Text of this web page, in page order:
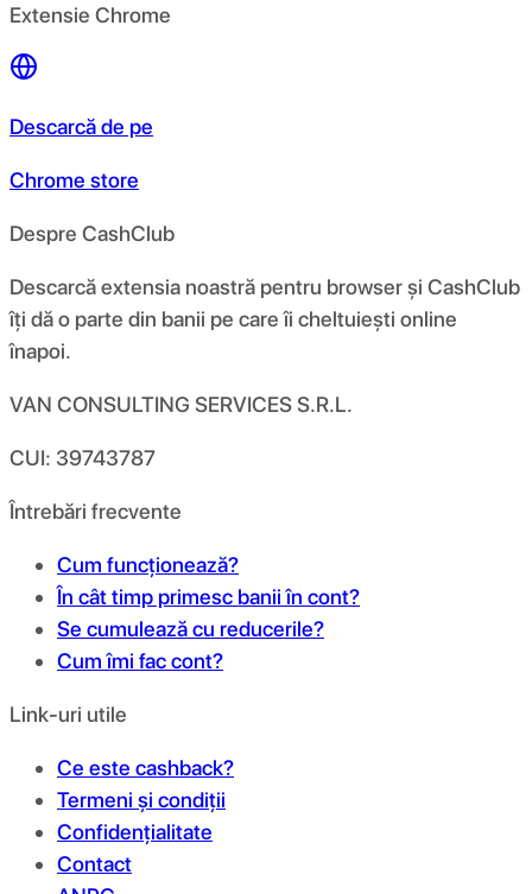
Extensie Chrome
Descarcă de pe
Chrome store
Despre CashClub
Descarcă extensia noastră pentru browser și CashClub
îți dă o parte din banii pe care îi cheltuiești online
înapoi.
VAN CONSULTING SERVICES S.R.L.
CUI: 39743787
Întrebări frecvente
Cum funcționează?
În cât timp primesc banii în cont?
Se cumulează cu reducerile?
Cum îmi fac cont?
Link-uri utile
Ce este cashback?
Termeni și condiții
Confidențialitate
Contact